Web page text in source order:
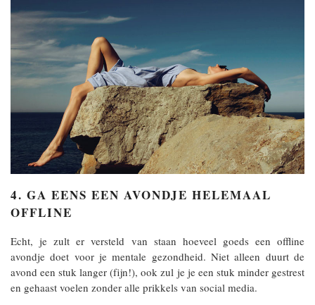
4. GA EENS EEN AVONDJE HELEMAAL
OFFLINE
Echt, je zult er versteld van staan hoeveel goeds een offline
avondje doet voor je mentale gezondheid. Niet alleen duurt de
avond een stuk langer (fijn!), ook zul je je een stuk minder gestrest
en gehaast voelen zonder alle prikkels van social media.